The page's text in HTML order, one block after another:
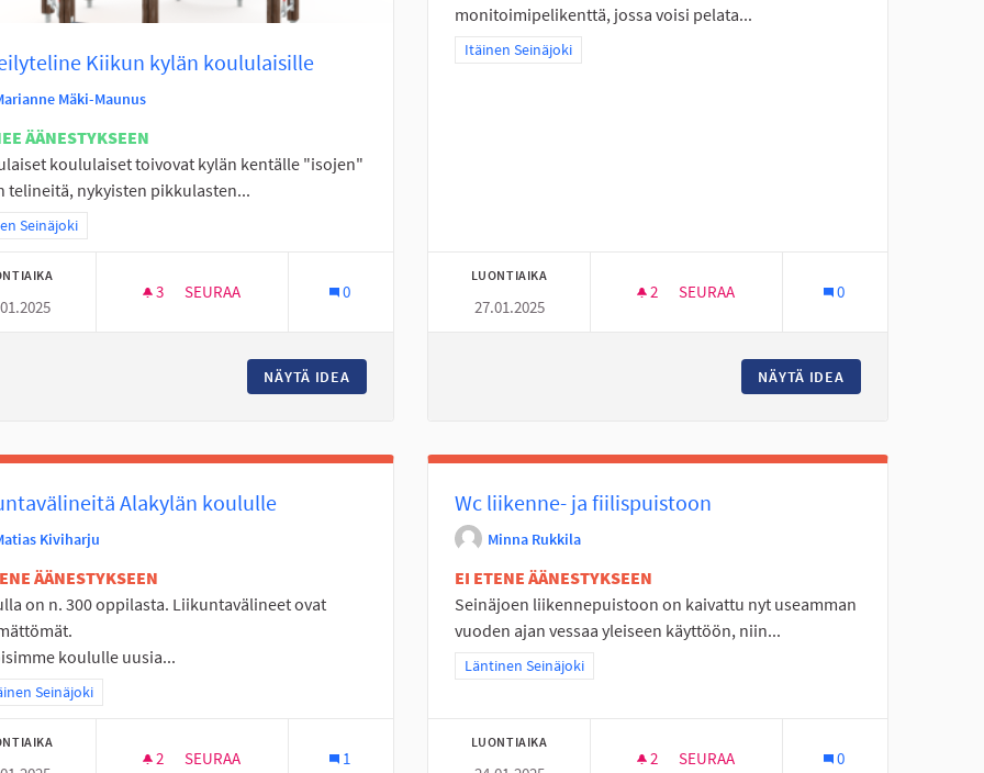
Kiikun kylän koululaisille
Mäki-Maunus
ÄÄNESTYKSEEN
koululaiset toivovat kylän kentälle "isojen"
telineitä, nykyisten pikkulasten...
tulokset teeman mukaan: Itäinen Seinäjoki
Seinäjoki
3 3 SEURAAJAA
SEURAA
KIIPEILYTELINE KIIKUN KYLÄN KOULULAISILLE
0
NÄYTÄ IDEA
monitoimipelikenttä, jossa voisi pelata...
Rajaa tulokset teeman mukaan: Itäinen Seinäjoki
Itäinen Seinäjoki
LUONTIAIKA
27.01.2025
2 2 SEURAAJAA
SEURAA 0
NÄYTÄ IDEA
Alakylän koululle
Kiviharju
ÄÄNESTYKSEEN
on n. 300 oppilasta. Liikuntavälineet ovat
koululle uusia...
tulokset teeman mukaan: Eteläinen Seinäjoki
Seinäjoki
2 2 SEURAAJAA
SEURAA 1
Wc liikenne- ja fiilispuistoon
Minna Rukkila
EI ETENE ÄÄNESTYKSEEN
Seinäjoen liikennepuistoon on kaivattu nyt useamman
vuoden ajan vessaa yleiseen käyttöön, niin...
Rajaa tulokset teeman mukaan: Läntinen Seinäjoki
Läntinen Seinäjoki
LUONTIAIKA
2 2 SEURAAJAA
SEURAA 0